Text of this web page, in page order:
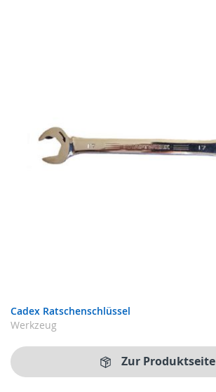
Cadex Ratschenschlüssel
Werkzeug
Zur Produktseite